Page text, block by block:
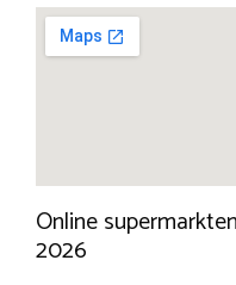
Online
2026